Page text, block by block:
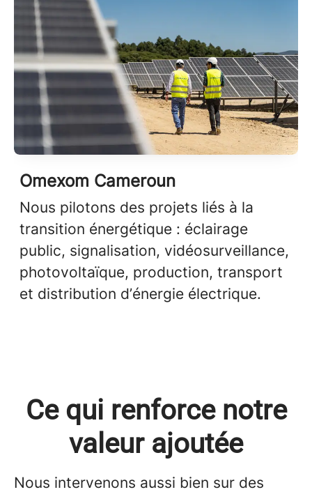
Omexom Cameroun
Nous pilotons des projets liés à la
transition énergétique : éclairage
public, signalisation, vidéosurveillance,
photovoltaïque, production, transport
et distribution d’énergie électrique.
Ce qui renforce notre
valeur ajoutée
Nous intervenons aussi bien sur des